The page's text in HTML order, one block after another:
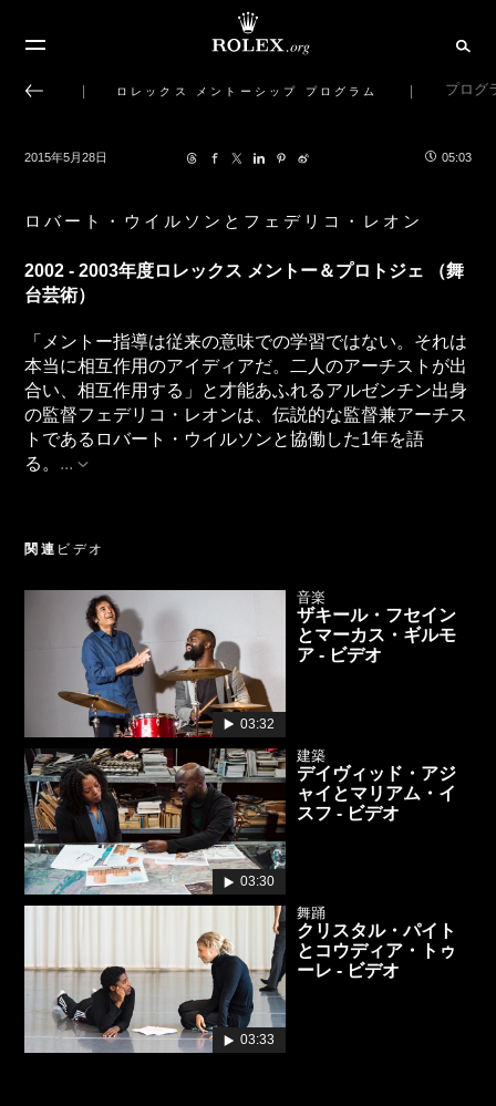
ロレックス メントーシップ プログラム プログ
2015年5月28日 05:03
ロバート・ウイルソンとフェデリコ・レオン
2002 - 2003年度ロレックス メントー＆プロトジェ （舞
台芸術）
「メントー指導は従来の意味での学習ではない。それは
本当に相互作用のアイディアだ。二人のアーチストが出
合い、相互作用する」と才能あふれるアルゼンチン出身
の監督フェデリコ・レオンは、伝説的な監督兼アーチス
トであるロバート・ウイルソンと協働した1年を語
る。 ...
関連ビデオ
03:32
音楽
ザキール・フセイン
とマーカス・ギルモ
ア - ビデオ
03:30
建築
デイヴィッド・アジ
ャイとマリアム・イ
スフ - ビデオ
03:33
舞踊
クリスタル・パイト
とコウディア・トゥ
ーレ - ビデオ